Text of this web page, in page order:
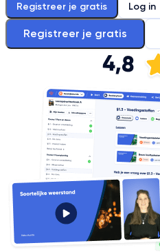
Registreer je gratis Log in
Registreer je gratis